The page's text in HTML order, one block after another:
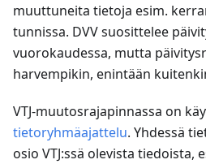
muuttuneita tietoja esim.
tunnissa. DVV suosittelee
vuorokaudessa, mutta
harvempikin, enintään
VTJ-muutosrajapinnassa on
tietoryhmäajattelu. Yhdessä
osio VTJ:ssä olevista tiedoista,